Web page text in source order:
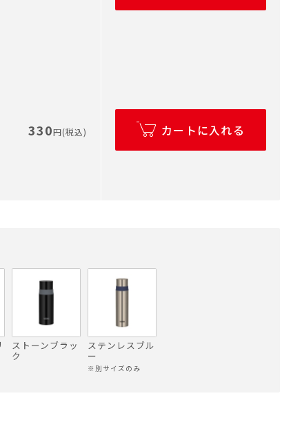
330円(税込) カートに入れる
ストーンブラッ
ク
ステンレスブル
ー
※別サイズのみ